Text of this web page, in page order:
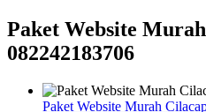
Paket Website
082242183706
Paket Website Murah